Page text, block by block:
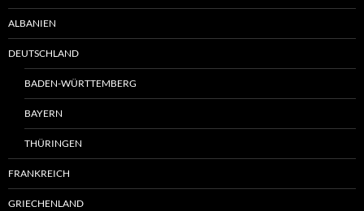
ALBANIEN
DEUTSCHLAND
BADEN-WÜRTTEMBERG
BAYERN
THÜRINGEN
FRANKREICH
GRIECHENLAND